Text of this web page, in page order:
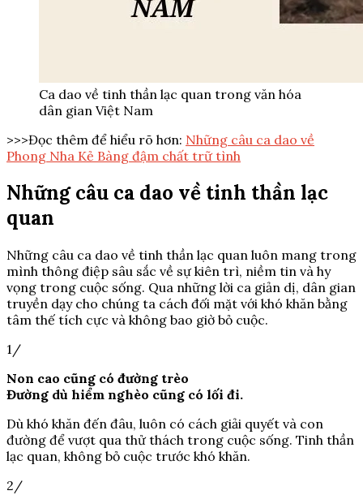
Ca dao về tinh thần lạc quan trong văn hóa
dân gian Việt Nam
>>>Đọc thêm để hiểu rõ hơn: Những câu ca dao về
Phong Nha Kẻ Bàng đậm chất trữ tình
Những câu ca dao về tinh thần lạc
quan
Những câu ca dao về tinh thần lạc quan luôn mang trong
mình thông điệp sâu sắc về sự kiên trì, niềm tin và hy
vọng trong cuộc sống. Qua những lời ca giản dị, dân gian
truyền dạy cho chúng ta cách đối mặt với khó khăn bằng
tâm thế tích cực và không bao giờ bỏ cuộc.
1/
Non cao cũng có đường trèo
Đường dù hiểm nghèo cũng có lối đi.
Dù khó khăn đến đâu, luôn có cách giải quyết và con
đường để vượt qua thử thách trong cuộc sống. Tinh thần
lạc quan, không bỏ cuộc trước khó khăn.
2/